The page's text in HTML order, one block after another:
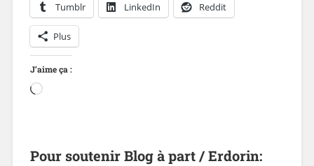
Tumblr LinkedIn Reddit
Plus
J’aime ça :
Pour soutenir Blog à part / Erdorin: